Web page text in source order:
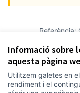
Informació sobre
aquesta pàgina
Utilitzem galetes en
rendiment i el
Referència:
Termes i condicions
Configuració de les